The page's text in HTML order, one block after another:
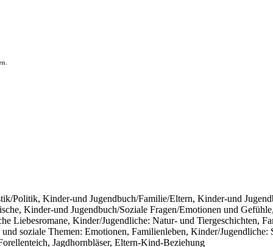
Politik, Kinder-und Jugendbuch/Familie/Eltern, Kinder-und
Kinder-und Jugendbuch/Soziale Fragen/Emotionen und
Liebesromane, Kinder/Jugendliche: Natur- und Tiergeschichten,
soziale Themen: Emotionen, Familienleben, Kinder/
Jagdhornbläser, Eltern-Kind-Beziehung